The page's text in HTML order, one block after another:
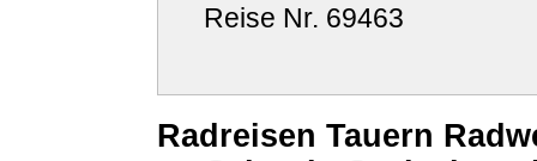
Reise Nr. 69463
Radreisen Tauern